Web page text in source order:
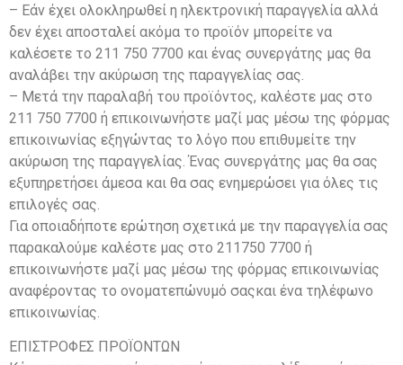
– Εάν έχει ολοκληρωθεί η ηλεκτρονική παραγγελία αλλά
δεν έχει αποσταλεί ακόμα το προϊόν μπορείτε να
καλέσετε το 211 750 7700 και ένας συνεργάτης μας θα
αναλάβει την ακύρωση της παραγγελίας σας.
– Μετά την παραλαβή του προϊόντος, καλέστε μας στο
211 750 7700 ή επικοινωνήστε μαζί μας μέσω της φόρμας
επικοινωνίας εξηγώντας το λόγο που επιθυμείτε την
ακύρωση της παραγγελίας. Ένας συνεργάτης μας θα σας
εξυπηρετήσει άμεσα και θα σας ενημερώσει για όλες τις
επιλογές σας.
Για οποιαδήποτε ερώτηση σχετικά με την παραγγελία σας
παρακαλούμε καλέστε μας στο 211750 7700 ή
επικοινωνήστε μαζί μας μέσω της φόρμας επικοινωνίας
αναφέροντας το ονοματεπώνυμό σαςκαι ένα τηλέφωνο
επικοινωνίας.
ΕΠΙΣΤΡΟΦΕΣ ΠΡΟΪΟΝΤΩΝ